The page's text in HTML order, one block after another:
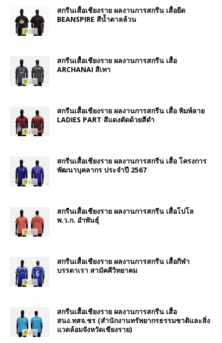
สกรีนเสื้อเชียงราย ผลงานการสกรีน เสื้อยืด
BEANSPIRE สีน้ำตาลล้วน
สกรีนเสื้อเชียงราย ผลงานการสกรีน เสื้อ
ARCHANAI สีเทา
สกรีนเสื้อเชียงราย ผลงานการสกรีน เสื้อ พิมพ์ลาย
LADIES PART สีแดงตัดด้วยสีดำ
สกรีนเสื้อเชียงราย ผลงานการสกรีน เสื้อ โครงการ
พัฒนาบุคลากร ประจำปี 2567
สกรีนเสื้อเชียงราย ผลงานการสกรีน เสื้อโปโล
พ.ว.ก. อำพันธุ์
สกรีนเสื้อเชียงราย ผลงานการสกรีน เสื้อกีฬา
บรรดาเรา สามัคคีวิทยาคม
สกรีนเสื้อเชียงราย ผลงานการสกรีน เสื้อ
สนง.ทสจ.ชร (สำนักงานทรัพยากรธรรมชาติและสิ่ง
แวดล้อมจังหวัดเชียงราย)